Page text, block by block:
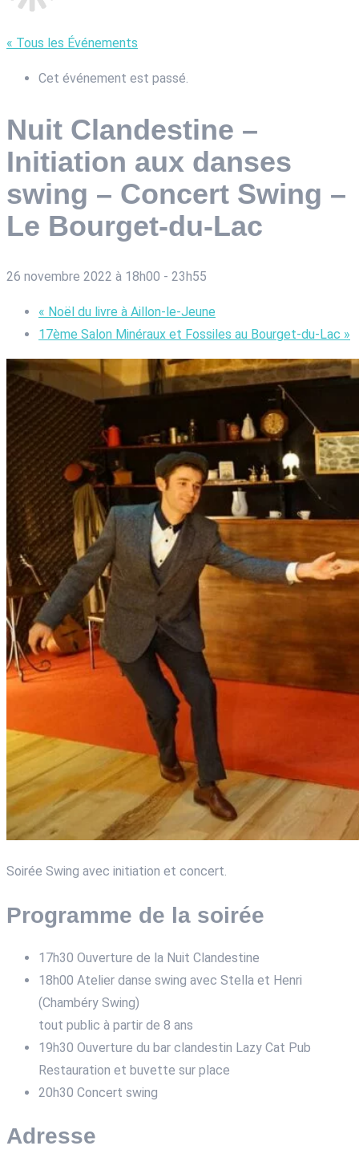
« Tous les Événements
Cet événement est passé.
Nuit Clandestine –
Initiation aux danses
swing – Concert Swing –
Le Bourget-du-Lac
26 novembre 2022 à 18h00 - 23h55
« Noël du livre à Aillon-le-Jeune
17ème Salon Minéraux et Fossiles au Bourget-du-Lac »
Soirée Swing avec initiation et concert.
Programme de la soirée
17h30 Ouverture de la Nuit Clandestine
18h00 Atelier danse swing avec Stella et Henri
(Chambéry Swing)
tout public à partir de 8 ans
19h30 Ouverture du bar clandestin Lazy Cat Pub
Restauration et buvette sur place
20h30 Concert swing
Adresse